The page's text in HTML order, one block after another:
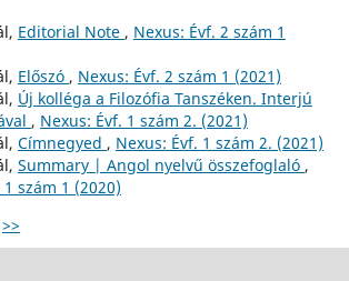
Editorial Note , Nexus: Évf. 2 szám 1
Előszó , Nexus: Évf. 2 szám 1 (2021)
Új kolléga a Filozófia Tanszéken. Interjú
, Nexus: Évf. 1 szám 2. (2021)
Címnegyed , Nexus: Évf. 1 szám 2. (2021)
Summary | Angol nyelvű összefoglaló ,
szám 1 (2020)
>>